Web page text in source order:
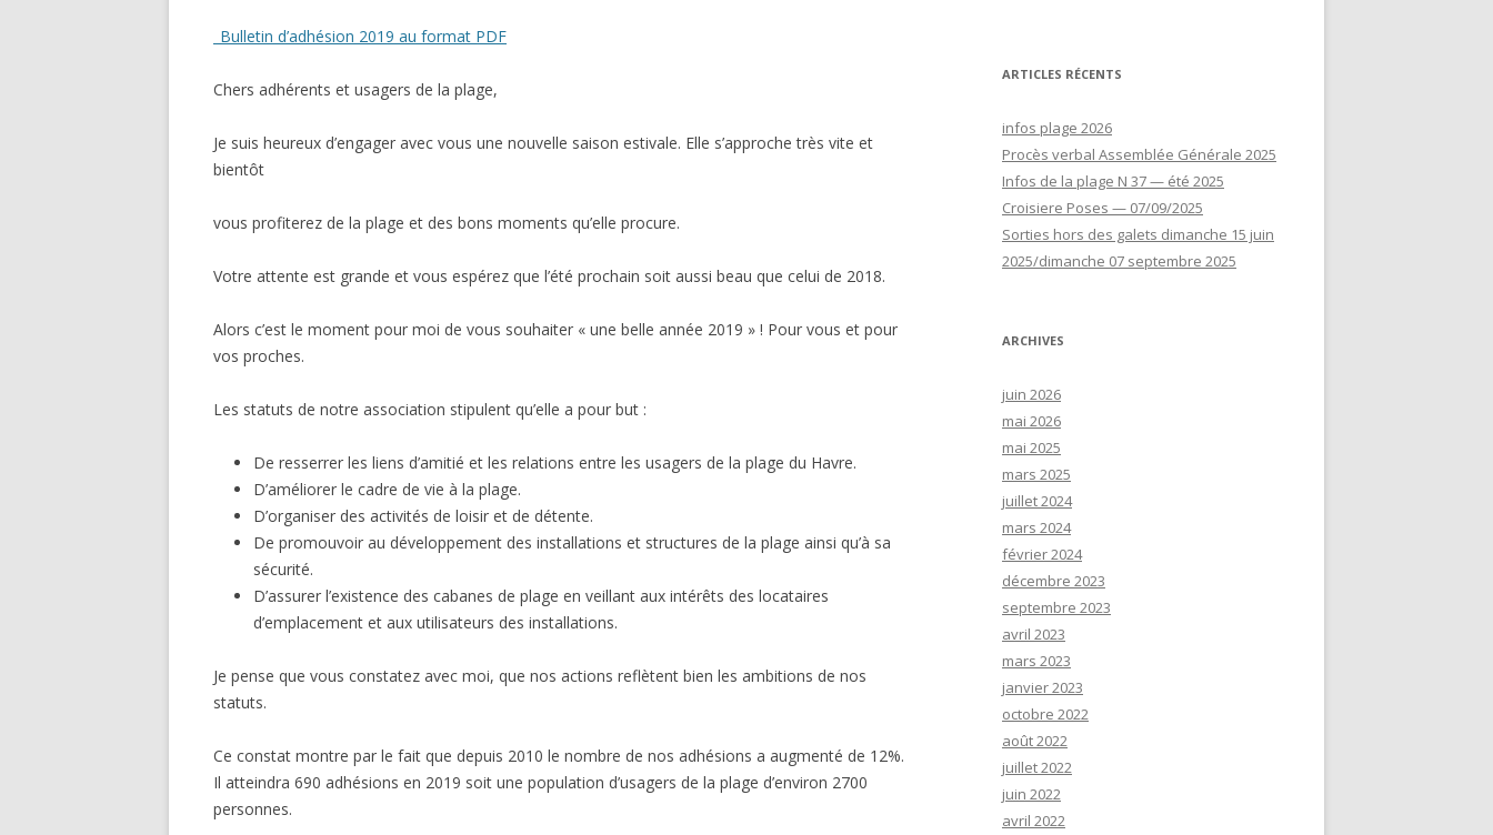
_Bulletin d’adhésion 2019 au format PDF
Chers adhérents et usagers de la plage,
Je suis heureux d’engager avec vous une nouvelle saison estivale. Elle s’approche très vite et
bientôt
vous profiterez de la plage et des bons moments qu’elle procure.
Votre attente est grande et vous espérez que l’été prochain soit aussi beau que celui de 2018.
Alors c’est le moment pour moi de vous souhaiter « une belle année 2019 » ! Pour vous et pour
vos proches.
Les statuts de notre association stipulent qu’elle a pour but :
De resserrer les liens d’amitié et les relations entre les usagers de la plage du Havre.
D’améliorer le cadre de vie à la plage.
D’organiser des activités de loisir et de détente.
De promouvoir au développement des installations et structures de la plage ainsi qu’à sa
sécurité.
D’assurer l’existence des cabanes de plage en veillant aux intérêts des locataires
d’emplacement et aux utilisateurs des installations.
Je pense que vous constatez avec moi, que nos actions reflètent bien les ambitions de nos
statuts.
Ce constat montre par le fait que depuis 2010 le nombre de nos adhésions a augmenté de 12%.
Il atteindra 690 adhésions en 2019 soit une population d’usagers de la plage d’environ 2700
personnes.
ARTICLES RÉCENTS
infos plage 2026
Procès verbal Assemblée Générale 2025
Infos de la plage N 37 — été 2025
Croisiere Poses — 07/09/2025
Sorties hors des galets dimanche 15 juin
2025/dimanche 07 septembre 2025
ARCHIVES
juin 2026
mai 2026
mai 2025
mars 2025
juillet 2024
mars 2024
février 2024
décembre 2023
septembre 2023
avril 2023
mars 2023
janvier 2023
octobre 2022
août 2022
juillet 2022
juin 2022
avril 2022